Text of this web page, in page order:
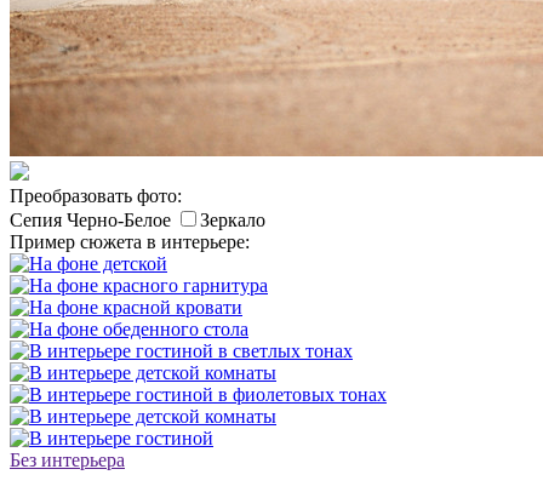
Преобразовать фото:
Сепия Черно-Белое
Зеркало
Пример сюжета в интерьере:
Без интерьера